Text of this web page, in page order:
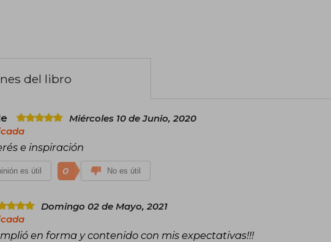
del libro
Miércoles 10 de Junio, 2020
e inspiración
es útil 0 No es útil
Domingo 02 de Mayo, 2021
en forma y contenido con mis expectativas!!!